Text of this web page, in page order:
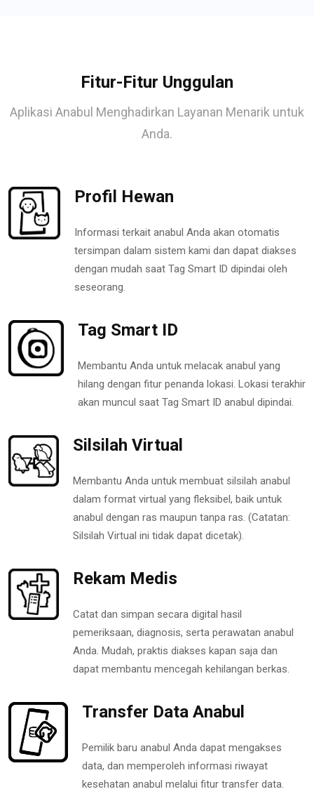
Fitur-Fitur Unggulan
Aplikasi Anabul Menghadirkan Layanan Menarik untuk
Anda.
Profil Hewan
Informasi terkait anabul Anda akan otomatis
tersimpan dalam sistem kami dan dapat diakses
dengan mudah saat Tag Smart ID dipindai oleh
seseorang.
Tag Smart ID
Membantu Anda untuk melacak anabul yang
hilang dengan fitur penanda lokasi. Lokasi terakhir
akan muncul saat Tag Smart ID anabul dipindai.
Silsilah Virtual
Membantu Anda untuk membuat silsilah anabul
dalam format virtual yang fleksibel, baik untuk
anabul dengan ras maupun tanpa ras. (Catatan:
Silsilah Virtual ini tidak dapat dicetak).
Rekam Medis
Catat dan simpan secara digital hasil
pemeriksaan, diagnosis, serta perawatan anabul
Anda. Mudah, praktis diakses kapan saja dan
dapat membantu mencegah kehilangan berkas.
Transfer Data Anabul
Pemilik baru anabul Anda dapat mengakses
data, dan memperoleh informasi riwayat
kesehatan anabul melalui fitur transfer data.